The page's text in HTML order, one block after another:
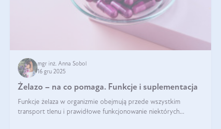
mgr inż. Anna Sobol
16 gru 2025
Żelazo – na co pomaga. Funkcje i suplementacja
Funkcje żelaza w organizmie obejmują przede wszystkim
transport tlenu i prawidłowe funkcjonowanie niektórych